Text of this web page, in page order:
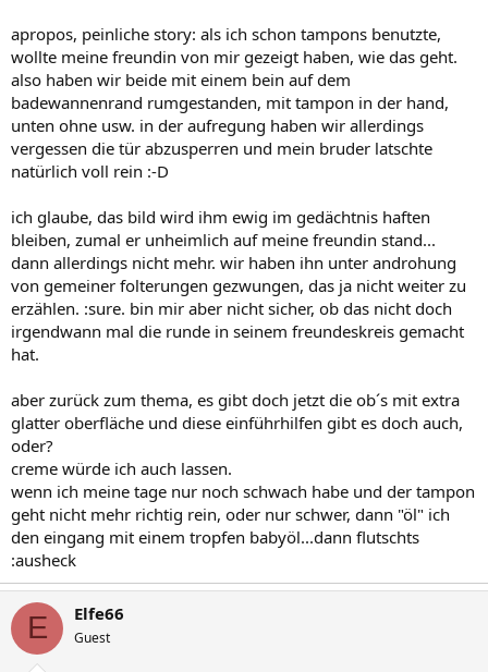
apropos, peinliche story: als ich schon tampons benutzte,
wollte meine freundin von mir gezeigt haben, wie das geht.
also haben wir beide mit einem bein auf dem
badewannenrand rumgestanden, mit tampon in der hand,
unten ohne usw. in der aufregung haben wir allerdings
vergessen die tür abzusperren und mein bruder latschte
natürlich voll rein :-D
ich glaube, das bild wird ihm ewig im gedächtnis haften
bleiben, zumal er unheimlich auf meine freundin stand...
dann allerdings nicht mehr. wir haben ihn unter androhung
von gemeiner folterungen gezwungen, das ja nicht weiter zu
erzählen. :sure. bin mir aber nicht sicher, ob das nicht doch
irgendwann mal die runde in seinem freundeskreis gemacht
hat.
aber zurück zum thema, es gibt doch jetzt die ob´s mit extra
glatter oberfläche und diese einführhilfen gibt es doch auch,
oder?
creme würde ich auch lassen.
wenn ich meine tage nur noch schwach habe und der tampon
geht nicht mehr richtig rein, oder nur schwer, dann "öl" ich
den eingang mit einem tropfen babyöl...dann flutschts
:ausheck
E Elfe66
Guest